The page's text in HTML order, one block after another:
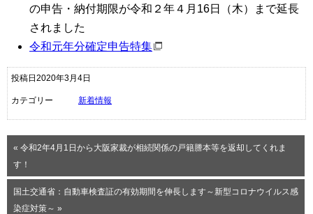
の申告・納付期限が令和２年４月16日（木）まで延長
されました
令和元年分確定申告特集
投稿日2020年3月4日
カテゴリー 新着情報
« 令和2年4月1日から大阪家裁が相続関係の戸籍謄本等を返却してくれま
す！
国土交通省：自動車検査証の有効期間を伸長します～新型コロナウイルス感
染症対策～ »